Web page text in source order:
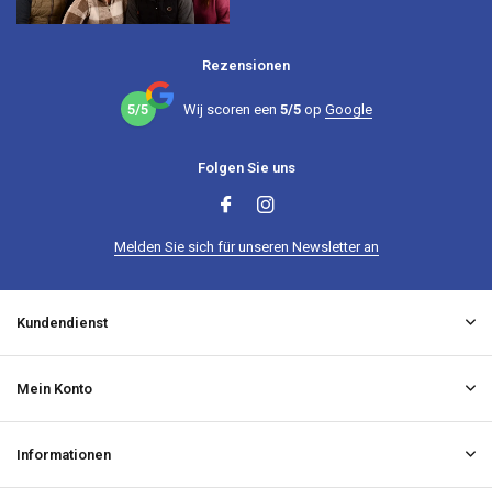
Rezensionen
5/5 Wij scoren een 5/5op Google
Folgen Sie uns
Melden Sie sich für unseren Newsletter an
Kundendienst
Mein Konto
Informationen